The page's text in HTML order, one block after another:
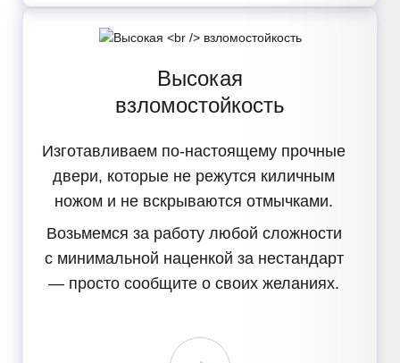
Высокая
взломостойкость
Изготавливаем по-настоящему прочные
двери, которые не режутся киличным
ножом и не вскрываются отмычками.
Возьмемся за работу любой сложности
с минимальной наценкой за нестандарт
— просто сообщите о своих желаниях.